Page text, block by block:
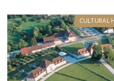
CULTURAL